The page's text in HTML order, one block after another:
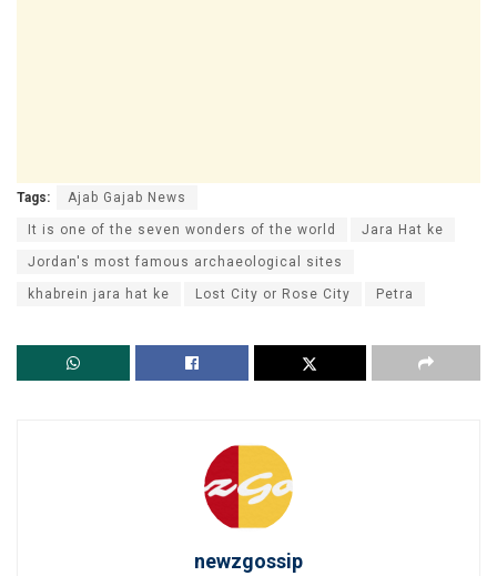
Tags: Ajab Gajab News
It is one of the seven wonders of the world Jara Hat ke
Jordan's most famous archaeological sites
khabrein jara hat ke Lost City or Rose City Petra
newzgossip